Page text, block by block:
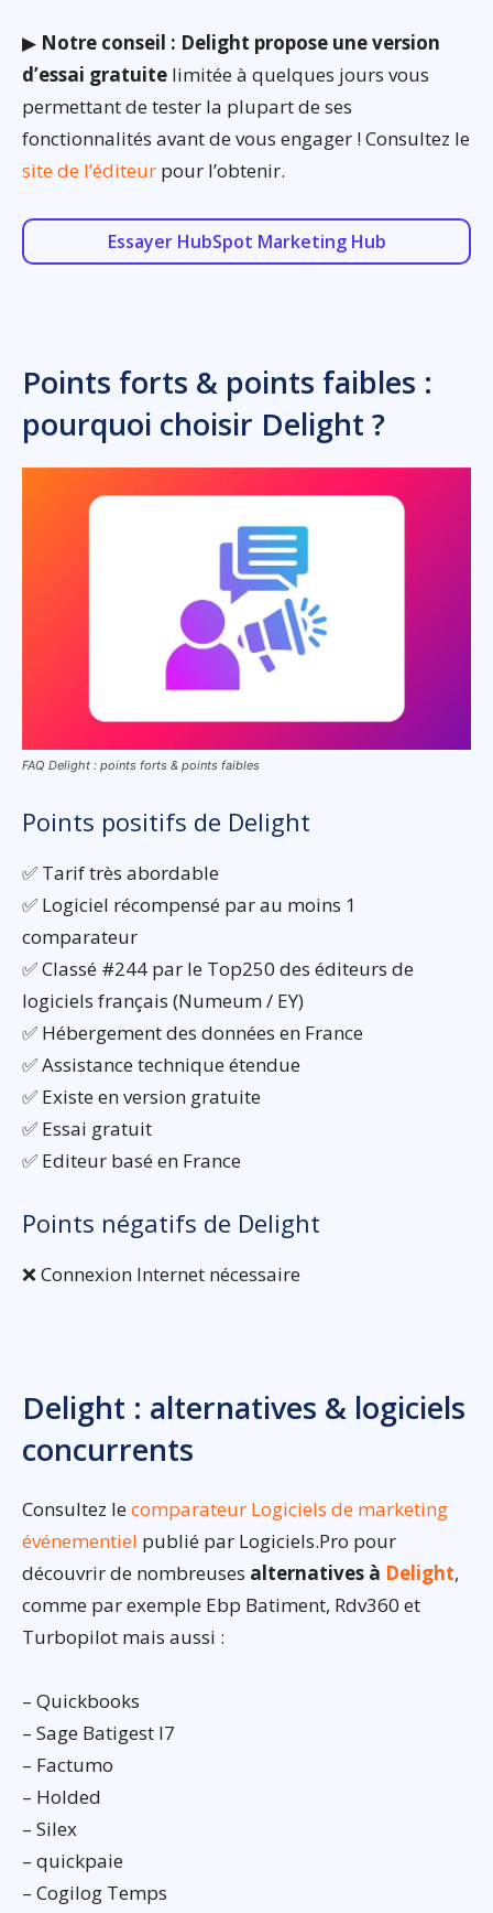
▶ Notre conseil : Delight propose une version
d’essai gratuite limitée à quelques jours vous
permettant de tester la plupart de ses
fonctionnalités avant de vous engager ! Consultez le
site de l’éditeur pour l’obtenir.
Essayer HubSpot Marketing Hub
Points forts & points faibles :
pourquoi choisir Delight ?
FAQ Delight : points forts & points faibles
Points positifs de Delight
✅ Tarif très abordable
✅ Logiciel récompensé par au moins 1
comparateur
✅ Classé #244 par le Top250 des éditeurs de
logiciels français (Numeum / EY)
✅ Hébergement des données en France
✅ Assistance technique étendue
✅ Existe en version gratuite
✅ Essai gratuit
✅ Editeur basé en France
Points négatifs de Delight
❌ Connexion Internet nécessaire
Delight : alternatives & logiciels
concurrents
Consultez lecomparateur Logiciels de marketing
événementiel publié par Logiciels.Pro pour
découvrir de nombreuses alternatives à Delight,
comme par exemple Ebp Batiment, Rdv360 et
Turbopilot mais aussi :
– Quickbooks
– Sage Batigest I7
– Factumo
– Holded
– Silex
– quickpaie
– Cogilog Temps